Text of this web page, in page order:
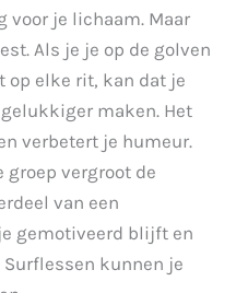
voor je lichaam. Maar
Als je je op de golven
op elke rit, kan dat je
maken. Het
verbetert je humeur.
groep vergroot de
van een
gemotiveerd blijft en
kunnen je